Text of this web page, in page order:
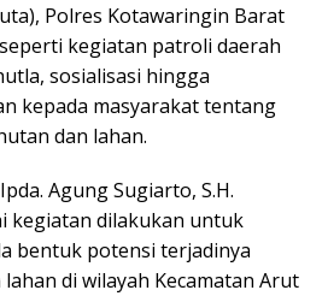
Polres Kotawaringin Barat
kegiatan patroli daerah
sosialisasi hingga
kepada masyarakat tentang
dan lahan.
Agung Sugiarto, S.H.
kegiatan dilakukan untuk
bentuk potensi terjadinya
di wilayah Kecamatan Arut